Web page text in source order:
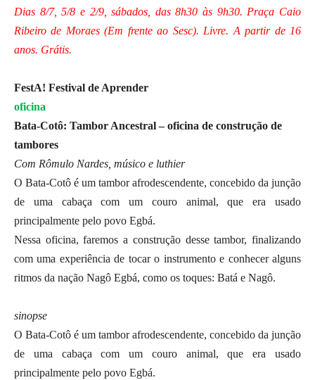
Dias 8/7, 5/8 e 2/9, sábados, das 8h30 às 9h30. Praça Caio
Ribeiro de Moraes (Em frente ao Sesc). Livre. A partir de 16
anos. Grátis.
FestA! Festival de Aprender
oficina
Bata-Cotô: Tambor Ancestral – oficina de construção de
tambores
Com Rômulo Nardes, músico e luthier
O Bata-Cotô é um tambor afrodescendente, concebido da junção
de uma cabaça com um couro animal, que era usado
principalmente pelo povo Egbá.
Nessa oficina, faremos a construção desse tambor, finalizando
com uma experiência de tocar o instrumento e conhecer alguns
ritmos da nação Nagô Egbá, como os toques: Batá e Nagô.
sinopse
O Bata-Cotô é um tambor afrodescendente, concebido da junção
de uma cabaça com um couro animal, que era usado
principalmente pelo povo Egbá.